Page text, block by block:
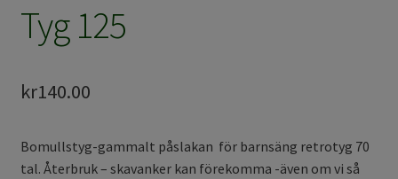
Om Lilla Vilda
Tyg 125
kr140.00
Bomullstyg-gammalt påslakan för barnsäng retrotyg 70
tal. Återbruk – skavanker kan förekomma -även om vi så